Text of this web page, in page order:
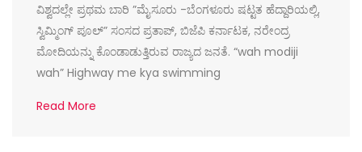
ವಿಶ್ವದಲ್ಲೇ ಪ್ರಥಮ ಬಾರಿ ”ಮೈಸೂರು -ಬೆಂಗಳೂರು ಷಟ್ಟತ ಹೆದ್ದಾರಿಯಲ್ಲಿ,
ಸ್ವಿಮ್ಮಿಂಗ್ ಪೂಲ್” ಸಂಸದ ಪ್ರತಾಪ್, ಬಿಜೆಪಿ ಕರ್ನಾಟಕ, ನರೇಂದ್ರ
ಮೋದಿಯನ್ನು ಕೊಂಡಾಡುತ್ತಿರುವ ರಾಜ್ಯದ ಜನತೆ. “wah modiji
wah” Highway me kya swimming
Read More